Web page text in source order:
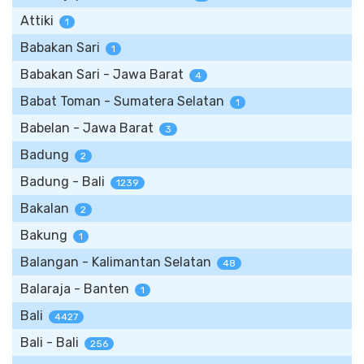
Attiki 1
Babakan Sari 1
Babakan Sari - Jawa Barat 4
Babat Toman - Sumatera Selatan 1
Babelan - Jawa Barat 3
Badung 2
Badung - Bali 1239
Bakalan 2
Bakung 1
Balangan - Kalimantan Selatan 48
Balaraja - Banten 1
Bali 4427
Bali - Bali 256